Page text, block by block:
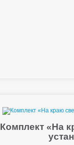
Комплект «На